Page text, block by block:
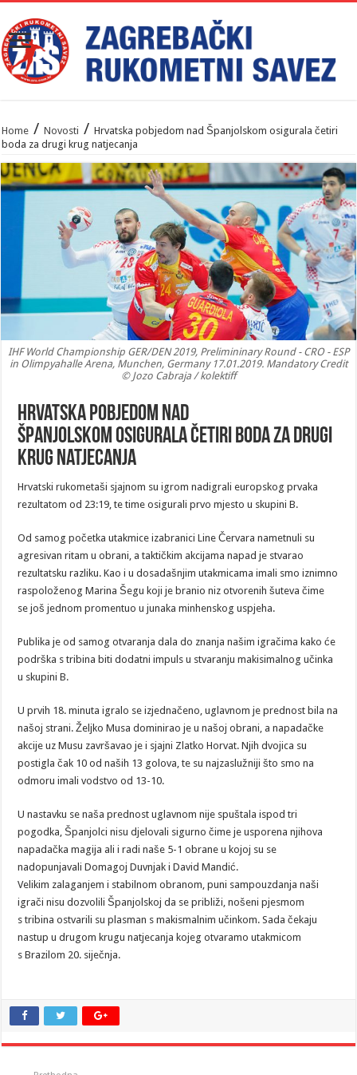
Home / Novosti / Hrvatska pobjedom nad Španjolskom osigurala četiri
boda za drugi krug natjecanja
IHF World Championship GER/DEN 2019, Prelimininary Round - CRO - ESP
in Olimpyahalle Arena, Munchen, Germany 17.01.2019. Mandatory Credit
© Jozo Cabraja / kolektiff
Hrvatska pobjedom nad
Španjolskom osigurala četiri boda za drugi
krug natjecanja
Hrvatski rukometaši sjajnom su igrom nadigrali europskog prvaka
rezultatom od 23:19, te time osigurali prvo mjesto u skupini B.
Od samog početka utakmice izabranici Line Červara nametnuli su
agresivan ritam u obrani, a taktičkim akcijama napad je stvarao
rezultatsku razliku. Kao i u dosadašnjim utakmicama imali smo iznimno
raspoloženog Marina Šegu koji je branio niz otvorenih šuteva čime
se još jednom promentuo u junaka minhenskog uspjeha.
Publika je od samog otvaranja dala do znanja našim igračima kako će
podrška s tribina biti dodatni impuls u stvaranju makisimalnog učinka
u skupini B.
U prvih 18. minuta igralo se izjednačeno, uglavnom je prednost bila na
našoj strani. Željko Musa dominirao je u našoj obrani, a napadačke
akcije uz Musu završavao je i sjajni Zlatko Horvat. Njih dvojica su
postigla čak 10 od naših 13 golova, te su najzaslužniji što smo na
odmoru imali vodstvo od 13-10.
U nastavku se naša prednost uglavnom nije spuštala ispod tri
pogodka, Španjolci nisu djelovali sigurno čime je usporena njihova
napadačka magija ali i radi naše 5-1 obrane u kojoj su se
nadopunjavali Domagoj Duvnjak i David Mandić.
Velikim zalaganjem i stabilnom obranom, puni sampouzdanja naši
igrači nisu dozvolili Španjolskoj da se približi, nošeni pjesmom
s tribina ostvarili su plasman s makismalnim učinkom. Sada čekaju
nastup u drugom krugu natjecanja kojeg otvaramo utakmicom
s Brazilom 20. siječnja.